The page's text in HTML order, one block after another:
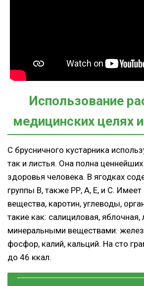
Использование
медицинских целях
С брусничного кустарника
так и листья. Она полна
здоровья человека. В ягодках
группы В, также РР, А, Е, и С.
вещества, каротин, углеводы,
такие как: салициловая,
минеральными веществами:
фосфор, калий, кальций. На сто
до 46 ккал.